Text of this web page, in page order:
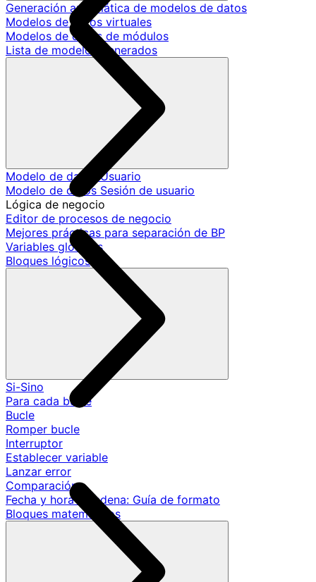
Generación automática de modelos de datos
Modelos de datos virtuales
Modelos de datos de módulos
Lista de modelos generados
Modelo de datos Usuario
Modelo de datos Sesión de usuario
Lógica de negocio
Editor de procesos de negocio
Mejores prácticas para separación de BP
Variables globales
Bloques lógicos
Si-Sino
Para cada bucle
Bucle
Romper bucle
Interruptor
Establecer variable
Lanzar error
Comparación
Fecha y hora a cadena: Guía de formato
Bloques matemáticos